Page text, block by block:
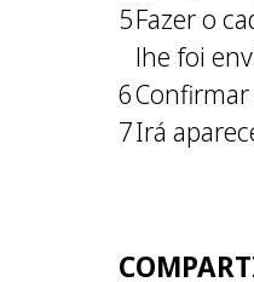
Fazer o
lhe foi
Confirmar
Irá